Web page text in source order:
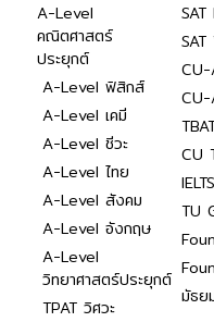
A-Level
คณิตศาสตร์
ประยุกต์
A-Level ฟิสิกส์
A-Level เคมี
A-Level ชีวะ
A-Level ไทย
A-Level สังคม
A-Level อังกฤษ
A-Level
วิทยาศาสตร์ประยุกต์
TPAT วิศวะ
SAT
SAT
CU-
CU-
CU
IELTS
TU
มัธย